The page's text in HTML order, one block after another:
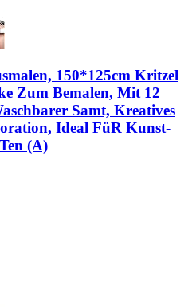
150*125cm Kritzel
Zum Bemalen, Mit 12
Samt, Kreatives
Ideal FüR Kunst-
(A)